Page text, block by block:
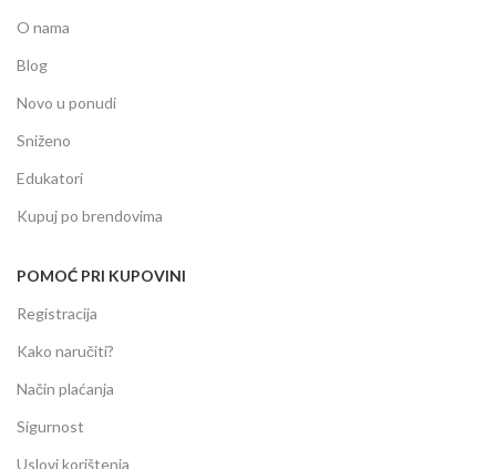
O nama
Blog
Novo u ponudi
Sniženo
Edukatori
Kupuj po brendovima
POMOĆ PRI KUPOVINI
Registracija
Kako naručiti?
Način plaćanja
Sigurnost
Uslovi korištenja